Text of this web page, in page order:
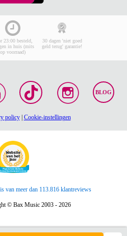
23:00 besteld,
in huis (mits
op voorraad)
30 dagen 'niet goed
geld terug' garantie!
BLOG
policy| Cookie-instellingen
van meer dan 113.816 klantreviews
© Bax Music 2003 - 2026